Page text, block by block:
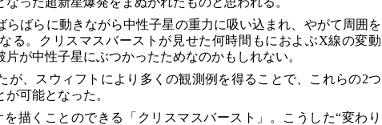
らばらに動きながら中性子星の重力に吸い込まれ、やがて周囲を
る。クリスマスバーストが見せた何時間もにおよぶX線の変動
が中性子星にぶつかったためなのかもしれない。
が、スウィフトにより多くの観測例を得ることで、これらの2つ
可能となった。
描くことのできる「クリスマスバースト」。こうした“変わり